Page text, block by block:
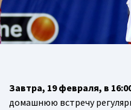
Завтра, 19 февраля, в
домашнюю встречу